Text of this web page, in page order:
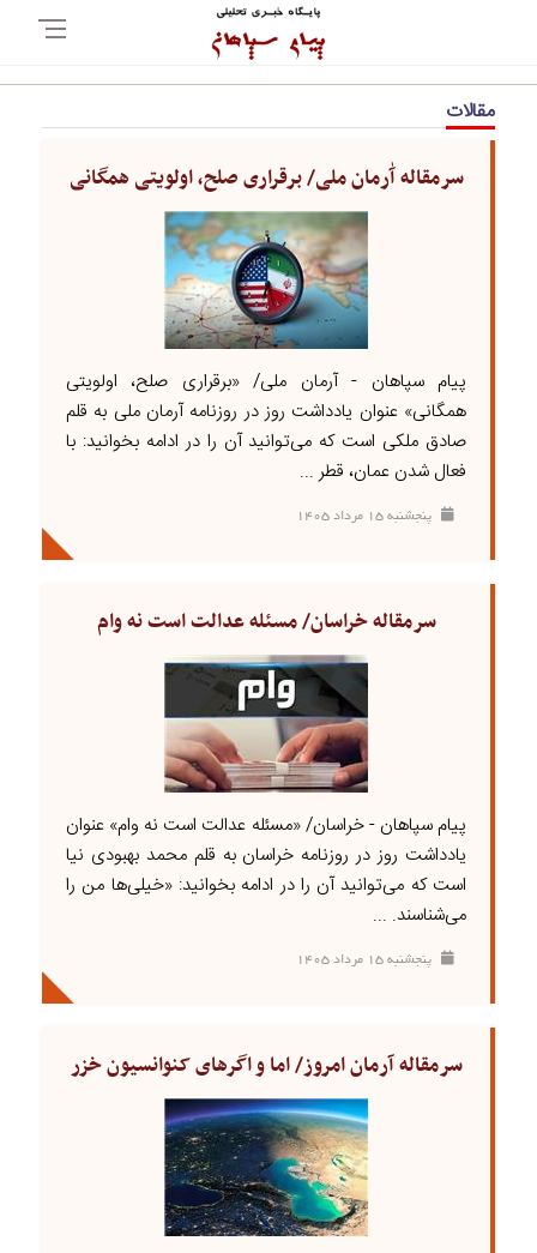
مقالات
سرمقاله آٰرمان ملی/ برقراری صلح، اولویتی همگانی
پیام سپاهان - آرمان ملی/ «برقراری صلح، اولویتی
همگانی» عنوان یادداشت روز در روزنامه آرمان ملی به قلم
صادق ملکی است که می‌توانید آن را در ادامه بخوانید: با
فعال شدن عمان، قطر ...
پنجشنبه ۱۵ مرداد ۱۴۰۵
سرمقاله خراسان/ مسئله عدالت است نه وام
پیام سپاهان - خراسان/ «مسئله عدالت است نه وام» عنوان
یادداشت روز در روزنامه خراسان به قلم محمد بهبودی نیا
است که می‌توانید آن را در ادامه بخوانید: «خیلی‌ها من را
می‌شناسند. ...
پنجشنبه ۱۵ مرداد ۱۴۰۵
سرمقاله آرمان امروز/ اما و اگرهای کنوانسیون خزر